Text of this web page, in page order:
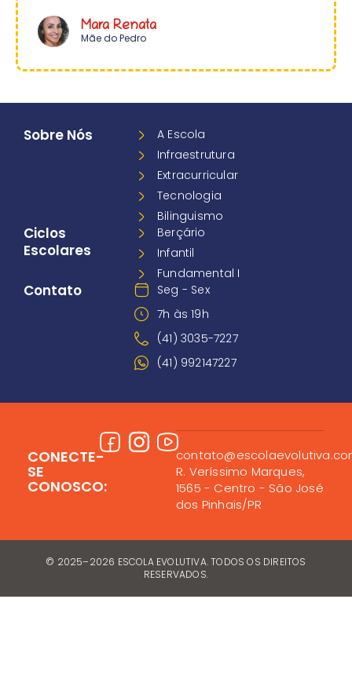
Mara Renata
Mãe do Pedro
Sobre Nós
A Escola
Infraestrutura
Extracurricular
Tecnologia
Bilinguismo
Ciclos
Escolares
Berçário
Infantil
Fundamental I
Contato
Seg - Sex
7h às 19h
(41) 3035-7227
(41) 992147227
CONECTE-
SE
CONOSCO:
R. Veríssimo Marques,
1565 - Centro - São José
dos Pinhais/PR
© 2025–2026 ESCOLA EVOLUTIVA. TODOS OS DIREITOS
RESERVADOS.